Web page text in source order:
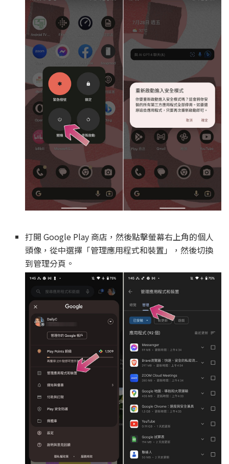
打開 Google Play 商店，然後點擊螢幕右上角的個人
頭像，從中選擇「管理應用程式和裝置」，然後切換
到管理分頁。